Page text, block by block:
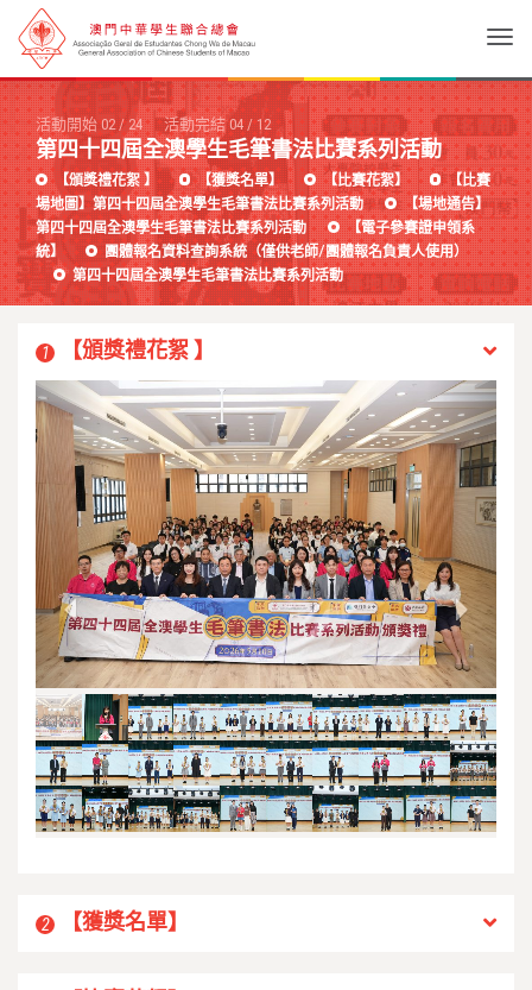
活動開始 02/24 活動完結 04/12
第四十四屆全澳學生毛筆書法比賽系列活動
【頒獎禮花絮 】 【獲獎名單】 【比賽花絮】
【比賽
場地圖】第四十四屆全澳學生毛筆書法比賽系列活動
【場地通告】
第四十四屆全澳學生毛筆書法比賽系列活動
【電子參賽證申領系
統】
團體報名資料查詢系統（僅供老師/團體報名負責人使用）
第四十四屆全澳學生毛筆書法比賽系列活動
1 【頒獎禮花絮 】
Previous Next
2 【獲獎名單】